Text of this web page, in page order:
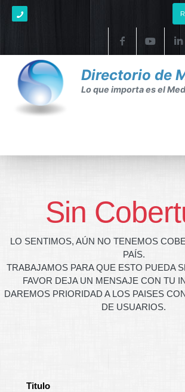
Directorio de
Lo que importa es el
Sin
LO SENTIMOS, AÚN NO TENEMOS
PAÍS.
TRABAJAMOS PARA QUE ESTO PUEDA
FAVOR DEJA UN MENSAJE CON TU
DAREMOS PRIORIDAD A LOS PAISES
DE USUARIOS.
Titulo